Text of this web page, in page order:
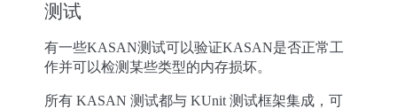
测试
有一些KASAN测试可以验证KASAN是否正常工
作并可以检测某些类型的内存损坏。
所有 KASAN 测试都与 KUnit 测试框架集成，可